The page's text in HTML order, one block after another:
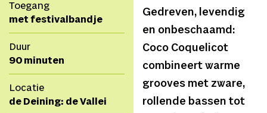
Toegang
met festivalbandje
Duur
90 minuten
Locatie
de Deining: de Vallei
Gedreven, levendig
en onbeschaamd:
Coco Coquelicot
combineert warme
grooves met zware,
rollende bassen tot